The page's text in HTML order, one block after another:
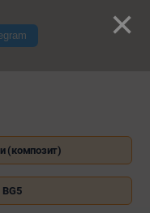
(композит)
×